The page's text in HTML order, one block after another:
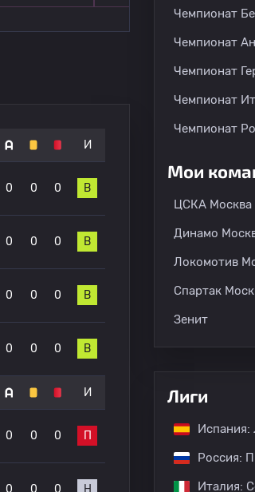
И
0 0 0 В
0 0 0 В
0 0 0 В
0 0 0 В
И
0 0 0 П
0 0 0 Н
Чемпионат
Чемпионат
Чемпионат
Чемпионат
Чемпионат
Мои
ЦСКА Москва
Динамо
Локомотив
Спартак
Зенит
Лиги
Испания:
Россия:
Италия: